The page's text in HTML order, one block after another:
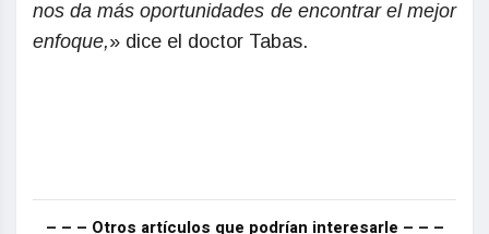
nos da más oportunidades de encontrar el mejor
enfoque,» dice el doctor Tabas.
– – – Otros artículos que podrían interesarle – – –